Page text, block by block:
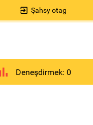
Şahsy otag
Deneşdirmek: 0